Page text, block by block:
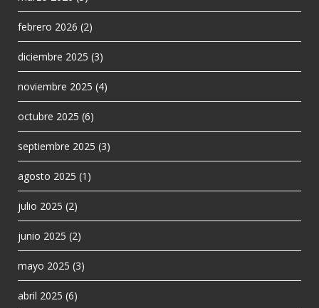
febrero 2026 (2)
diciembre 2025 (3)
noviembre 2025 (4)
octubre 2025 (6)
septiembre 2025 (3)
agosto 2025 (1)
julio 2025 (2)
junio 2025 (2)
mayo 2025 (3)
abril 2025 (6)